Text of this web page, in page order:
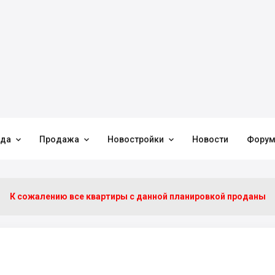
 Продажа  Новостройки  Новости Форум
К сожалению все квартиры c данной планировкой проданы